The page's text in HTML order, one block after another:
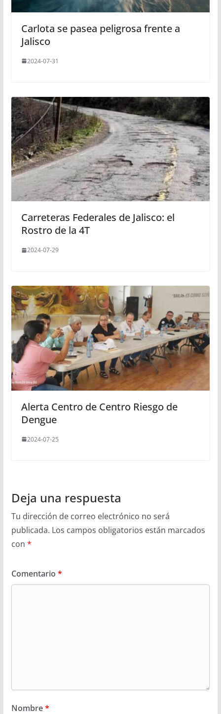
Carlota se pasea peligrosa frente a
Jalisco
2024-07-31
Carreteras Federales de Jalisco: el
Rostro de la 4T
2024-07-29
Alerta Centro de Centro Riesgo de
Dengue
2024-07-25
Deja una respuesta
Tu dirección de correo electrónico no será
publicada. Los campos obligatorios están marcados
con *
Comentario *
Nombre*